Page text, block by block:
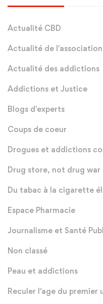
Actualité CBD
Actualité de l'association
Actualité des addictions
Addictions et Justice
Blogs d'experts
Coups de coeur
Drogues et addictions
Drug store, not drug war
Du tabac à la cigarette
Espace Pharmacie
Journalisme et Santé
Non classé
Peau et addictions
Reculer l'age du premier